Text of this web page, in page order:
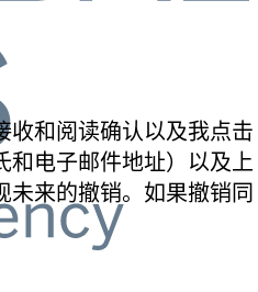
收和阅读确认以及我点击
和电子邮件地址）以及上
来的撤销。如果撤销同